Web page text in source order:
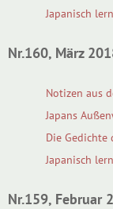
Japanisch
Nr.160, März
Notizen aus
Japans
Die Gedichte
Japanisch
Nr.159, Februar